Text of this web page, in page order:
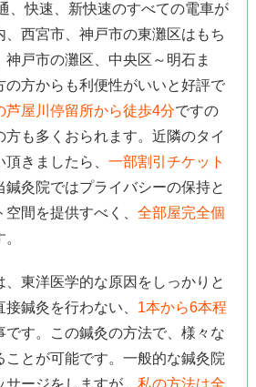
、快速、新快速のすべての電車が
、西宮市、神戸市の東灘区はもち
神戸市の灘区、中央区～明石ま
の方からも利便性がいいと好評で
芦屋川停留所から徒歩4分ですの
方も多くおられます。近隣のタイ
きましたら、 一部割引チケット
鍼灸院ではプライバシーの保持と
間を提供すべく、 全部屋完全個
東洋医学的な原因をしっかりと
鍼灸を行わない、 1本から6本程
です。この鍼灸の方法で、様々な
ことが可能です。一般的な鍼灸院